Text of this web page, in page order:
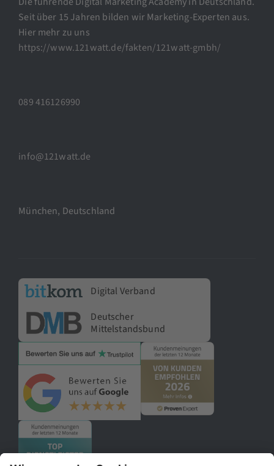
Seit über 15 Jahren bilden wir Marketing-Experten aus.
Hier mehr zu uns
https://www.121watt.de/fakten/121watt-gmbh/
089 416126990
info@121watt.de
München, Deutschland
Digital Verband
Deutscher
Mittelstandsbund